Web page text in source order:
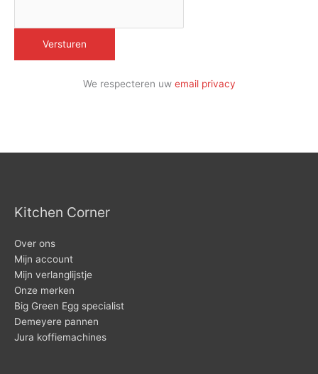
We respecteren uw email privacy
Kitchen Corner
Over ons
Mijn account
Mijn verlanglijstje
Onze merken
Big Green Egg specialist
Demeyere pannen
Jura koffiemachines